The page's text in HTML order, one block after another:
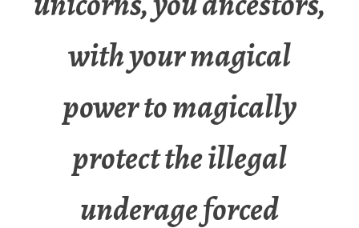
with your magical
power to magically
protect the illegal
underage forced